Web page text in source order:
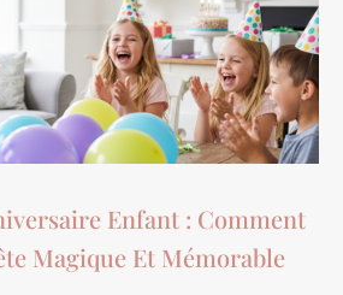
Enfant : Comment
Magique Et Mémorable